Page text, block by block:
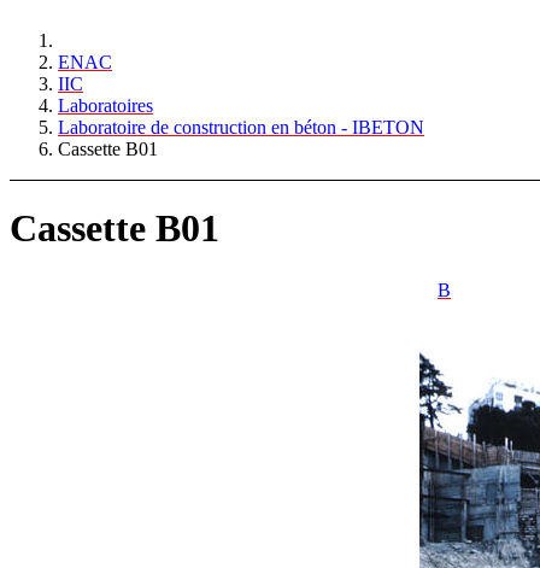
ENAC
IIC
Laboratoires
Laboratoire de construction en béton - IBETON
Cassette B01
Cassette B01
B